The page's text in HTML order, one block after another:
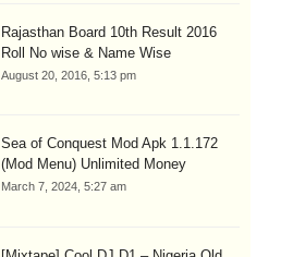
Rajasthan Board 10th Result 2016
Roll No wise & Name Wise
August 20, 2016, 5:13 pm
Sea of Conquest Mod Apk 1.1.172
(Mod Menu) Unlimited Money
March 7, 2024, 5:27 am